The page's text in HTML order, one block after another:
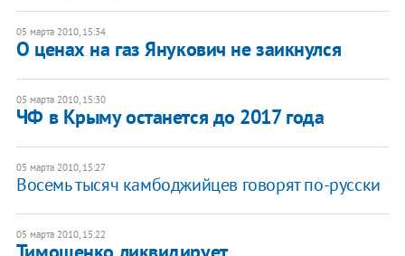
05 марта 2010, 15:34
О ценах на газ Янукович не заикнулся
05 марта 2010, 15:30
ЧФ в Крыму останется до 2017 года
05 марта 2010, 15:27
Восемь тысяч камбоджийцев говорят по-русски
05 марта 2010, 15:22